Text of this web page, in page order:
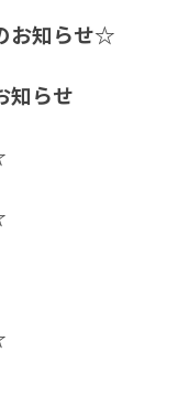
お知らせ☆
知らせ